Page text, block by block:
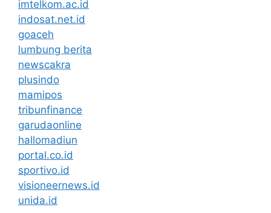
imtelkom.ac.id
indosat.net.id
goaceh
lumbung berita
newscakra
plusindo
mamipos
tribunfinance
garudaonline
hallomadiun
portal.co.id
sportivo.id
visioneernews.id
unida.id